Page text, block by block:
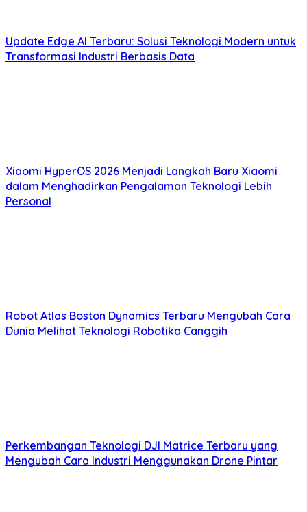
Update Edge AI Terbaru: Solusi Teknologi Modern untuk
Transformasi Industri Berbasis Data
Xiaomi HyperOS 2026 Menjadi Langkah Baru Xiaomi
dalam Menghadirkan Pengalaman Teknologi Lebih
Personal
Robot Atlas Boston Dynamics Terbaru Mengubah Cara
Dunia Melihat Teknologi Robotika Canggih
Perkembangan Teknologi DJI Matrice Terbaru yang
Mengubah Cara Industri Menggunakan Drone Pintar